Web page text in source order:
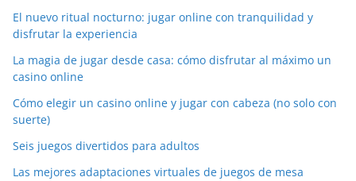
El nuevo ritual nocturno: jugar online con tranquilidad y
disfrutar la experiencia
La magia de jugar desde casa: cómo disfrutar al máximo un
casino online
Cómo elegir un casino online y jugar con cabeza (no solo con
suerte)
Seis juegos divertidos para adultos
Las mejores adaptaciones virtuales de juegos de mesa